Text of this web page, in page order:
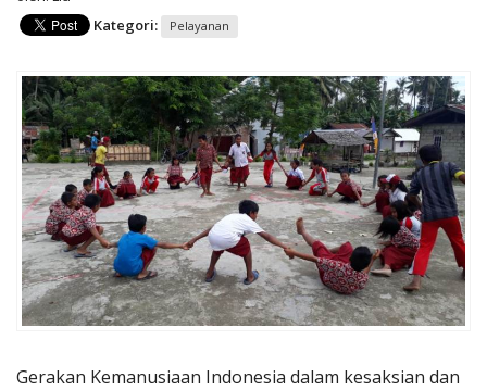
Fasilitas
Materi
Penerbitan
Kategori:
Pelayanan
Gerakan Kemanusiaan Indonesia dalam kesaksian dan